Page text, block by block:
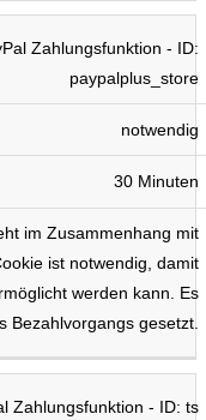
Zahlungsfunktion - ID:
paypalplus_store
notwendig
30 Minuten
im Zusammenhang mit
ist notwendig, damit
werden kann. Es
Bezahlvorgangs gesetzt.
Zahlungsfunktion - ID: ts